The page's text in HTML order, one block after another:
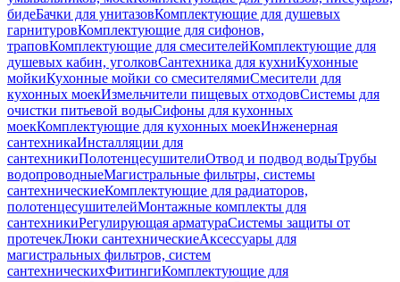
бидеБачки для унитазовКомплектующие для душевых
гарнитуровКомплектующие для сифонов,
траповКомплектующие для смесителейКомплектующие для
душевых кабин, уголковСантехника для кухниКухонные
мойкиКухонные мойки со смесителямиСмесители для
кухонных моекИзмельчители пищевых отходовСистемы для
очистки питьевой водыСифоны для кухонных
моекКомплектующие для кухонных моекИнженерная
сантехникаИнсталляции для
сантехникиПолотенцесушителиОтвод и подвод водыТрубы
водопроводныеМагистральные фильтры, системы
сантехническиеКомплектующие для радиаторов,
полотенцесушителейМонтажные комплекты для
сантехникиРегулирующая арматураСистемы защиты от
протечекЛюки сантехническиеАксессуары для
магистральных фильтров, систем
сантехническихФитингиКомплектующие для